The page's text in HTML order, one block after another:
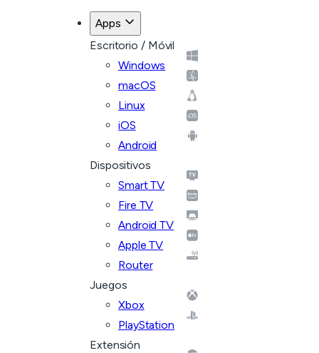
Apps
Escritorio / Móvil
Windows
macOS
Linux
iOS
Android
Dispositivos
Smart TV
Fire TV
Android TV
Apple TV
Router
Juegos
Xbox
PlayStation
Extensión